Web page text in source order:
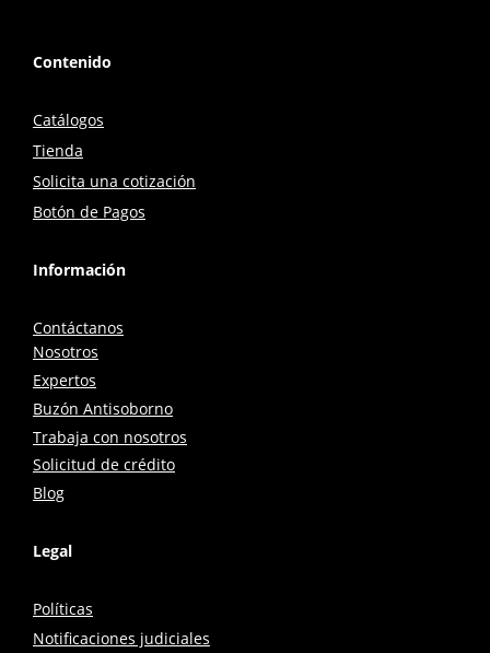
Contenido
Catálogos
Tienda
Solicita una cotización
Botón de Pagos
Información
Contáctanos
Nosotros
Expertos
Buzón Antisoborno
Trabaja con nosotros
Solicitud de crédito
Blog
Legal
Políticas
Notificaciones judiciales